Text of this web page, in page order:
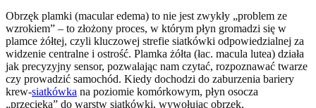
Obrzęk plamki (macular edema) to nie jest zwykły „problem ze
wzrokiem” – to złożony proces, w którym płyn gromadzi się w
plamce żółtej, czyli kluczowej strefie siatkówki odpowiedzialnej za
widzenie centralne i ostrość. Plamka żółta (łac. macula lutea) działa
jak precyzyjny sensor, pozwalając nam czytać, rozpoznawać twarze
czy prowadzić samochód. Kiedy dochodzi do zaburzenia bariery
krew-siatkówka na poziomie komórkowym, płyn osocza
„przecieka” do warstw siatkówki, wywołując obrzęk,